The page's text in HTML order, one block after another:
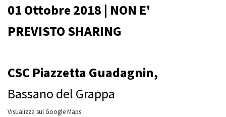
01 Ottobre 2018 | NON E'
PREVISTO SHARING
CSC Piazzetta Guadagnin,
Bassano del Grappa
Visualizza sul Google Maps